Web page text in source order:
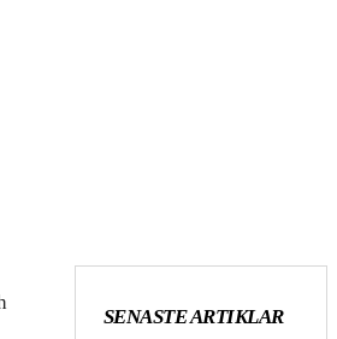
SENASTE ARTIKLAR